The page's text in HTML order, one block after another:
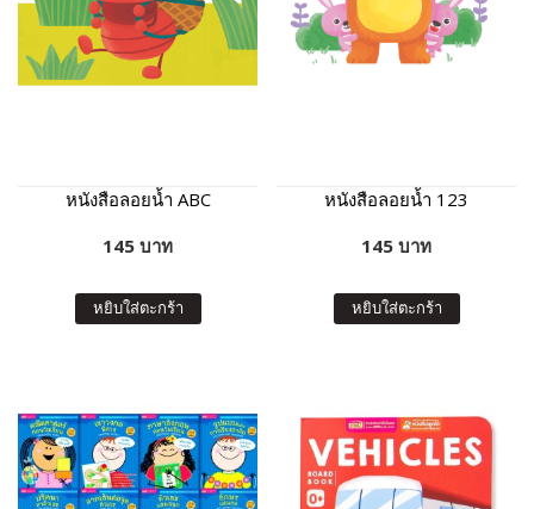
หนังสือลอยน้ำ ABC
145 บาท
หยิบใส่ตะกร้า
หนังสือลอยน้ำ 123
145 บาท
หยิบใส่ตะกร้า